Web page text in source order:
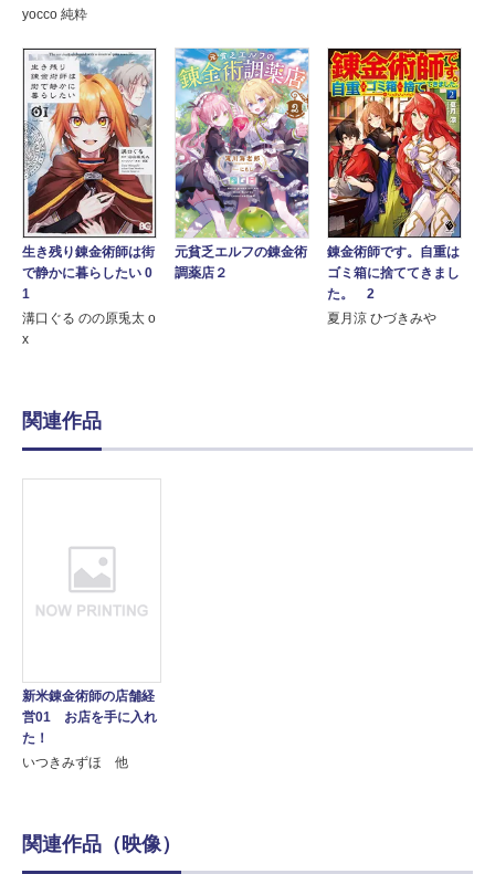
yocco 純粋
生き残り錬金術師は街
で静かに暮らしたい 0
1
溝口ぐる のの原兎太 o
x
元貧乏エルフの錬金術
調薬店２
錬金術師です。自重は
ゴミ箱に捨ててきまし
た。 2
夏月涼 ひづきみや
関連作品
新米錬金術師の店舗経
営01 お店を手に入れ
た！
いつきみずほ 他
関連作品（映像）